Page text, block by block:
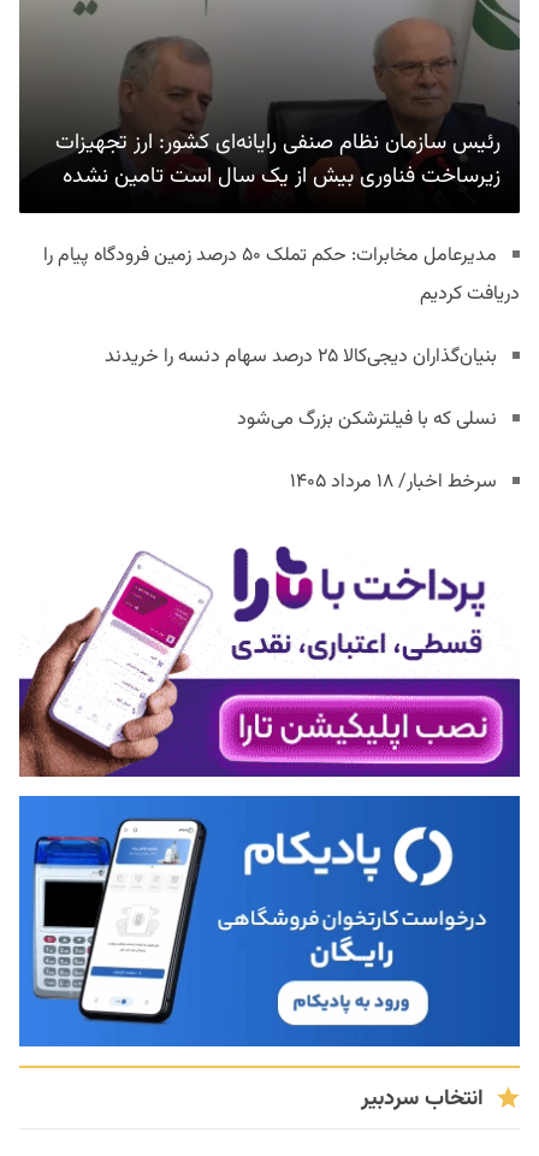
رئیس سازمان نظام صنفی رایانه‌ای کشور: ارز تجهیزات
زیرساخت فناوری بیش از یک سال است تامین نشده
مدیرعامل مخابرات: حکم تملک ۵۰ درصد زمین فرودگاه پیام را
دریافت کردیم
بنیان‌گذاران دیجی‌کالا ۲۵ درصد سهام دنسه را خریدند
نسلی که با فیلترشکن بزرگ می‌شود
سرخط اخبار/ ۱۸ مرداد ۱۴۰۵
انتخاب سردبیر